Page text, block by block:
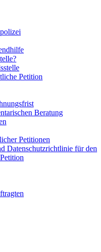
Petition
Beratung
Petitionen
Datenschutzrichtlinie für den